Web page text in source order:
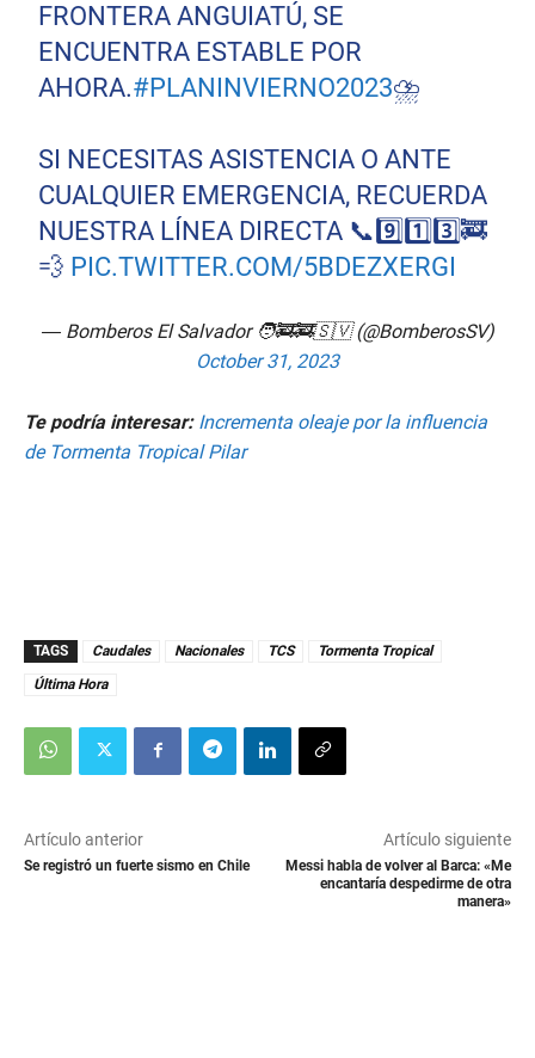
FRONTERA ANGUIATÚ, SE
ENCUENTRA ESTABLE POR
AHORA.#PLANINVIERNO2023⛈️
SI NECESITAS ASISTENCIA O ANTE
CUALQUIER EMERGENCIA, RECUERDA
NUESTRA LÍNEA DIRECTA 📞9️⃣1️⃣3️⃣🚒
💨 PIC.TWITTER.COM/5BDEZXERGI
— Bomberos El Salvador 🧑‍🚒🚒🇸🇻 (@BomberosSV)
October 31, 2023
Te podría interesar: Incrementa oleaje por la influencia
de Tormenta Tropical Pilar
TAGS Caudales Nacionales TCS
Tormenta Tropical
Última Hora
Artículo anterior
Se registró un fuerte sismo en Chile
Artículo siguiente
Messi habla de volver al Barca: «Me
encantaría despedirme de otra
manera»